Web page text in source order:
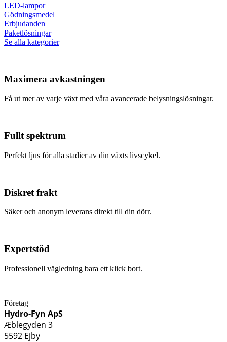
LED-lampor
Gödningsmedel
Erbjudanden
Paketlösningar
Se alla kategorier
Maximera avkastningen
Få ut mer av varje växt med våra avancerade belysningslösningar.
Fullt spektrum
Perfekt ljus för alla stadier av din växts livscykel.
Diskret frakt
Säker och anonym leverans direkt till din dörr.
Expertstöd
Professionell vägledning bara ett klick bort.
Företag
Hydro-Fyn ApS
Æblegyden 3
5592 Ejby